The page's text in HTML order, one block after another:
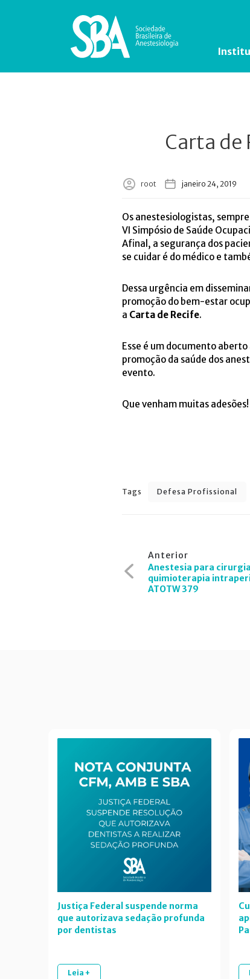
Carta de
root janeiro 24, 2019
Os anestesiologistas,
VI Simpósio de Saúde
Afinal, a segurança dos
se cuidar é do médico e
Dessa urgência em
promoção do bem-estar
a Carta de Recife.
Esse é um documento
promoção da saúde dos
evento.
Que venham muitas adesões!
Tags Defesa Profissional
de
Post
Anterior
Anestesia para
quimioterapia
ATOTW 379
Justiça Federal suspende norma
que autorizava sedação profunda
por dentistas
Leia +